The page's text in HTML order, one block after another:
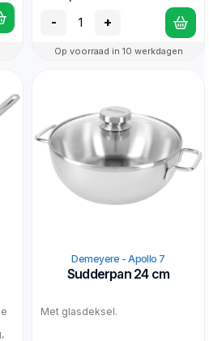
-
+
Op voorraad in 10 werkdagen
Demeyere - Apollo 7
Sudderpan 24 cm
Met glasdeksel.